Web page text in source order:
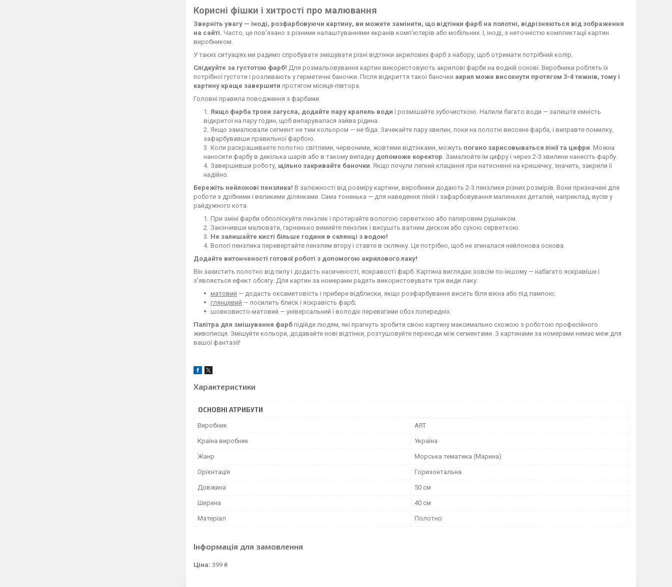
Корисні фішки і хитрості про малювання
Зверніть увагу — іноді, розфарбовуючи картину, ви можете замінити, що відтінки фарб на полотні, відрізняються від зображення
на сайті. Часто, це пов'язано з різними налаштуваннями екранів комп'ютерів або мобільних. І, іноді, з неточністю комплектації картин
виробником.
У таких ситуаціях ми радимо спробувати змішувати різні відтінки акрилових фарб з набору, щоб отримати потрібний колір.
Слідкуйте за густотою фарб! Для розмальовування картин використовують акрилові фарби на водній основі. Виробники роблять їх
потрібної густоти і розливають у герметичні баночки. Після відкриття такої баночки акрил може висохнути протягом 3-4 тижнів, тому і
картину краще завершити протягом місяця-півтора.
Головні правила поводження з фарбами:
Якщо фарба трохи загусла, додайте пару крапель води і розмішайте зубочисткою. Налили багато води — залиште ємність
відкритої на пару годин, щоб випарувалася зайва рідина.
Якщо замалювали сегмент не тим кольором — не біда. Зачекайте пару хвилин, поки на полотні висохне фарба, і виправте помилку,
зафарбувавши правильної фарбою.
Коли раскрашиваете полотно світлими, червоними, жовтими відтінками, можуть погано зарисовываться лінії та цифри . Можна
наносити фарбу в декілька шарів або в такому випадку допоможе коректор . Замалюйте їм цифру і через 2-3 хвилини нанесіть фарбу.
Завершивши роботу, щільно закривайте баночки . Якщо почули легкий клацання при натисненні на кришечку, значить, закрили її
надійно.
Бережіть нейлонові пензлика! В залежності від розміру картини, виробники додають 2-3 пензлики різних розмірів. Вони призначені для
роботи з дрібними і великими ділянками. Сама тоненька — для наведення ліній і зафарбовування маленьких деталей, наприклад, вусів у
райдужного кота.
При зміні фарби обполіскуйте пензлик і протирайте вологою серветкою або паперовим рушником.
Закінчивши малювати, гарненько вимийте пензлик і висушіть ватним диском або сухою серветкою.
Не залишайте кисті більше години в склянці з водою!
Вологі пензлика перевертайте пензлем вгору і ставте в склянку. Це потрібно, щоб не згиналася нейлонова основа.
Додайте витонченості готової роботі з допомогою акрилового лаку!
Він захистить полотно від пилу і додасть насиченості, яскравості фарб. Картина виглядає зовсім по-іншому — набагато яскравіше і
з'являється ефект обсягу. Для картин за номерами радять використовувати три види лаку:
матовий — додасть оксамитовість і прибере відблиски, якщо розфарбування висить біля вікна або під лампою;
глянцевий — посилить блиск і яскравість фарб;
шовковисто-матовий — універсальний і володіє перевагами обох попередніх.
Палітра для змішування фарб підійде людям, які прагнуть зробити свою картину максимально схожою з роботою професійного
живописця. Змішуйте кольори, додавайте нові відтінки, розтушовуйте переходи між сегментами. З картинами за номерами немає меж для
вашої фантазії!
Характеристики
ОСНОВНІ АТРИБУТИ
Виробник ART
Країна виробник Україна
Жанр Морська тематика (Марина)
Орієнтація Горизонтальна
Довжина 50 см
Ширина 40 см
Матеріал Полотно
Інформація для замовлення
Ціна: 399 ₴